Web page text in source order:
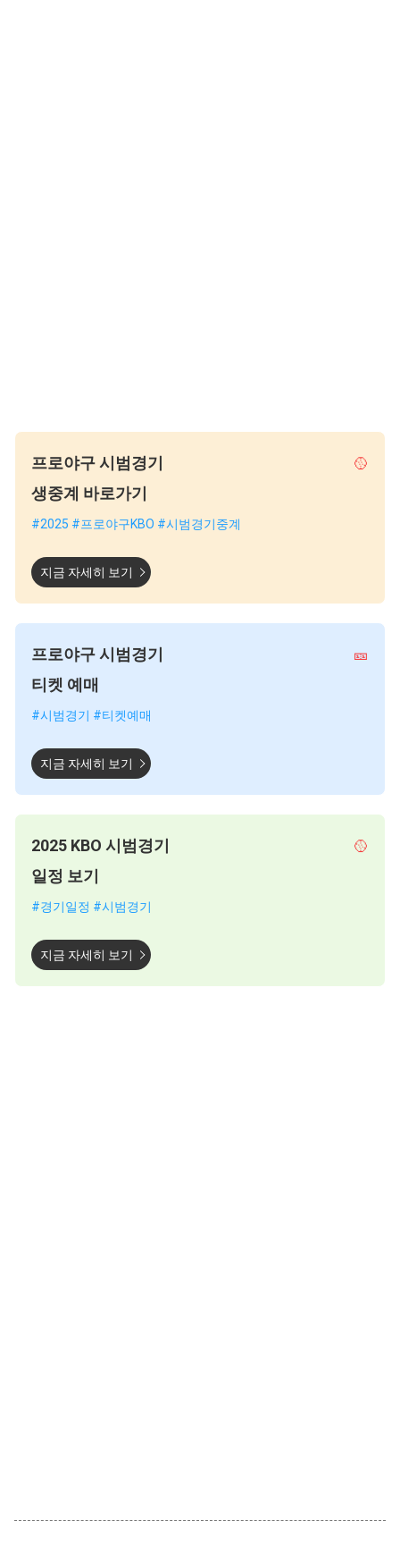
프로야구 시범경기
생중계 바로가기
#2025 #프로야구KBO #시범경기중계
지금 자세히 보기
🥎
프로야구 시범경기
티켓 예매
#시범경기 #티켓예매
지금 자세히 보기
🎫
2025 KBO 시범경기
일정 보기
#경기일정 #시범경기
지금 자세히 보기
🥎